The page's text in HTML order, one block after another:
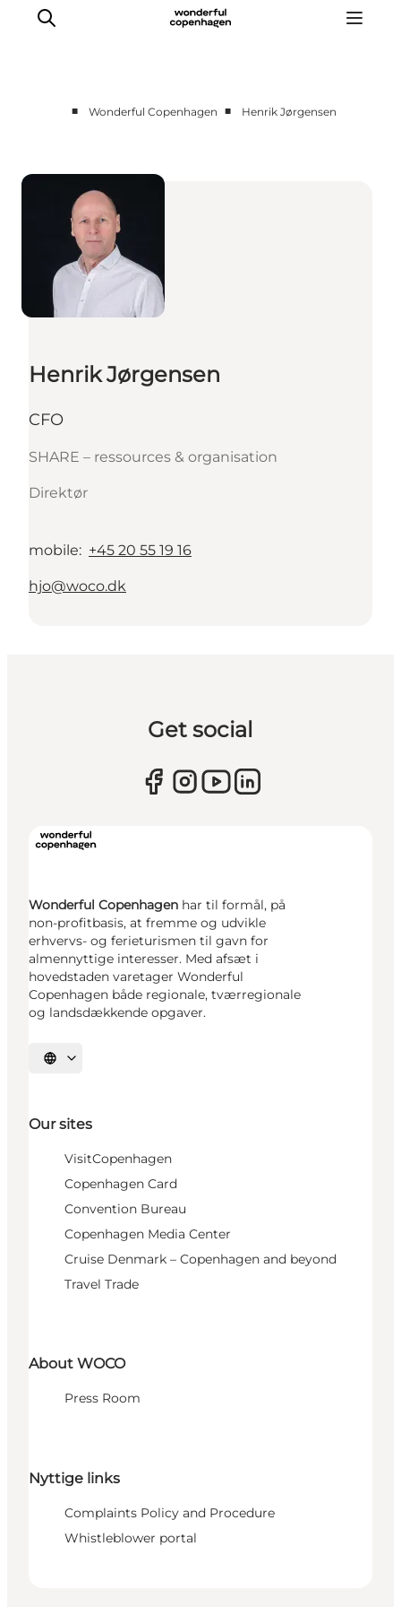
Press Room
About Wonderful Copenhagen
DestinationPay
■ Wonderful Copenhagen ■ Henrik Jørgensen
Henrik Jørgensen
CFO
SHARE – ressources & organisation
Direktør
mobile: +45 20 55 19 16
hjo@woco.dk
Get social
Wonderful Copenhagen har til formål, på
non-profitbasis, at fremme og udvikle
erhvervs- og ferieturismen til gavn for
almennyttige interesser. Med afsæt i
hovedstaden varetager Wonderful
Copenhagen både regionale, tværregionale
og landsdækkende opgaver.
Select language
Our sites
VisitCopenhagen
Copenhagen Card
Convention Bureau
Copenhagen Media Center
Cruise Denmark – Copenhagen and beyond
Travel Trade
About WOCO
Press Room
Nyttige links
Complaints Policy and Procedure
Whistleblower portal